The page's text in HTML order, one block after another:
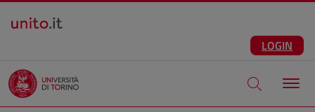
Salta al contenuto principale
LOGIN
Apri modale